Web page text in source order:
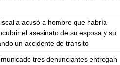
acusó a hombre que habría
el asesinato de su esposa y su
un accidente de tránsito
tres denunciantes entregan